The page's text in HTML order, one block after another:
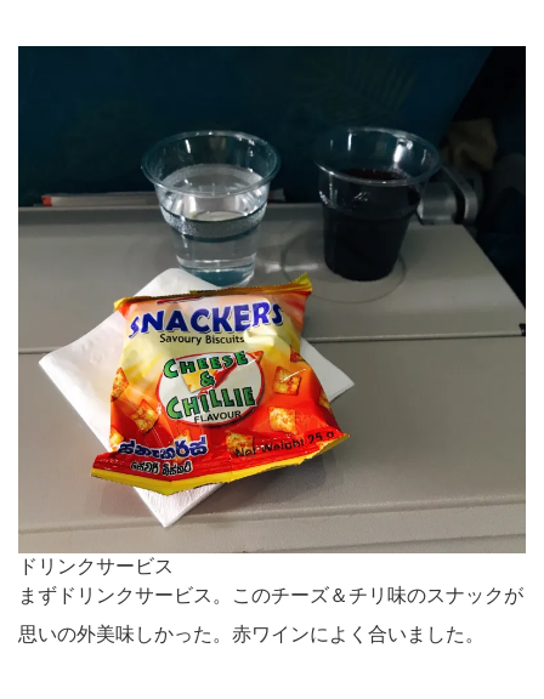
ドリンクサービス
まずドリンクサービス。このチーズ＆チリ味のスナックが
思いの外美味しかった。赤ワインによく合いました。